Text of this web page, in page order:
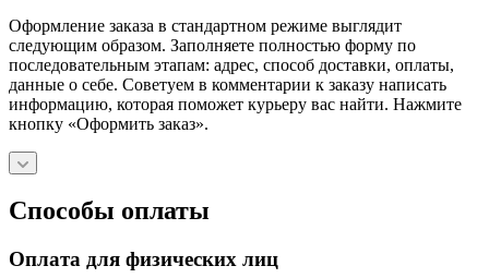
Оформление заказа в стандартном режиме выглядит
следующим образом. Заполняете полностью форму по
последовательным этапам: адрес, способ доставки, оплаты,
данные о себе. Советуем в комментарии к заказу написать
информацию, которая поможет курьеру вас найти. Нажмите
кнопку «Оформить заказ».
Способы оплаты
Оплата для физических лиц